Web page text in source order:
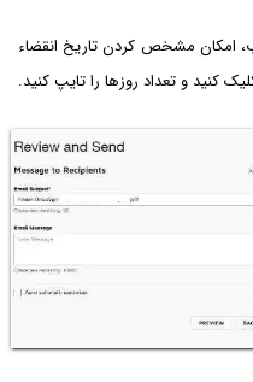
امکان مشخص کردن تاریخ انقضاء